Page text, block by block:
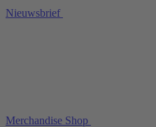
Nieuwsbrief
Merchandise Shop